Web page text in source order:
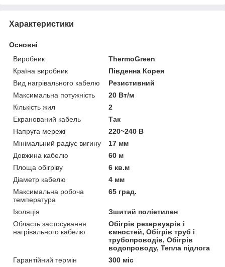
Характеристики
Основні
Виробник
ThermoGreen
Країна виробник
Південна Корея
Вид нагрівального кабелю
Резистивний
Максимальна потужність
20 Вт/м
Кількість жил
2
Екранований кабель
Так
Напруга мережі
220~240 В
Мінімальний радіус вигину
17 мм
Довжина кабелю
60 м
Площа обігріву
6 кв.м
Діаметр кабелю
4 мм
Максимальна робоча
температура
65 град.
Ізоляція
Зшитий поліетилен
Область застосування
нагрівального кабелю
Обігрів резервуарів і
ємностей, Обігрів труб і
трубопроводів, Обігрів
водопроводу, Тепла підлога
Гарантійний термін
300 міс